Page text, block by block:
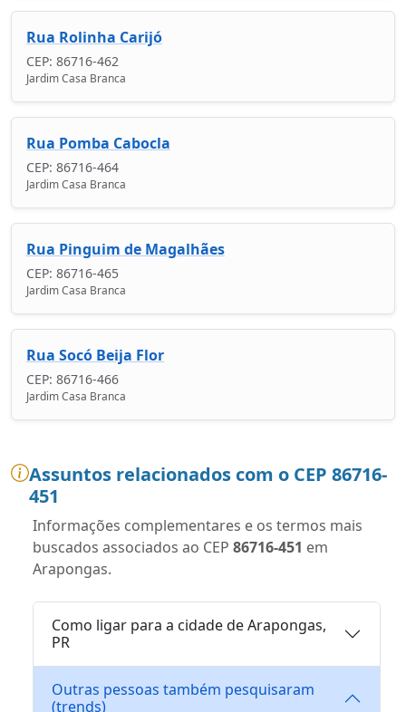
Rua Rolinha Carijó
CEP: 86716-462
Jardim Casa Branca
Rua Pomba Cabocla
CEP: 86716-464
Jardim Casa Branca
Rua Pinguim de Magalhães
CEP: 86716-465
Jardim Casa Branca
Rua Socó Beija Flor
CEP: 86716-466
Jardim Casa Branca
Assuntos relacionados com o CEP 86716-
451
Informações complementares e os termos mais
buscados associados ao CEP 86716-451 em
Arapongas.
Como ligar para a cidade de Arapongas,
PR
Outras pessoas também pesquisaram
(trends)